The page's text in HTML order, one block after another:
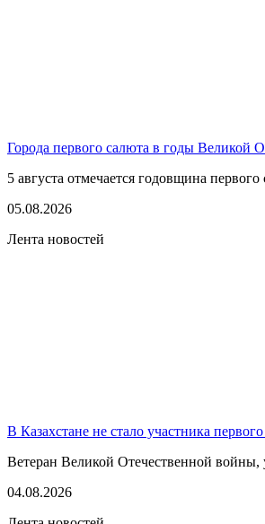
Города первого салюта в годы Великой
5 августа отмечается годовщина
05.08.2026
Лента новостей
В Казахстане не стало участника
Ветеран Великой Отечественной
04.08.2026